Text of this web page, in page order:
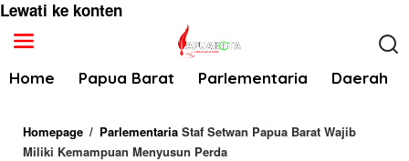
Lewati ke konten
Home Papua Barat Parlementaria Daerah
Homepage / Parlementaria Staf Setwan Papua Barat Wajib
Miliki Kemampuan Menyusun Perda